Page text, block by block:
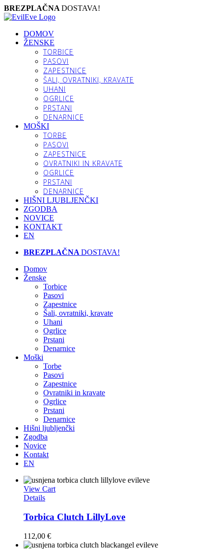
BREZPLAČNA DOSTAVA!
DOMOV
ŽENSKE
TORBICE
PASOVI
ZAPESTNICE
ŠALI, OVRATNIKI, KRAVATE
UHANI
OGRLICE
PRSTANI
DENARNICE
MOŠKI
TORBE
PASOVI
ZAPESTNICE
OVRATNIKI IN KRAVATE
OGRLICE
PRSTANI
DENARNICE
HIŠNI LJUBLJENČKI
ZGODBA
NOVICE
KONTAKT
EN
BREZPLAČNA DOSTAVA!
Domov
Ženske
Torbice
Pasovi
Zapestnice
Šali, ovratniki, kravate
Uhani
Ogrlice
Prstani
Denarnice
Moški
Torbe
Pasovi
Zapestnice
Ovratniki in kravate
Ogrlice
Prstani
Denarnice
Hišni ljubljenčki
Zgodba
Novice
Kontakt
EN
View Cart
Details
Torbica Clutch LillyLove
112,00 €